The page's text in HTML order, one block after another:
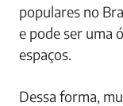
populares no
e pode ser uma
espaços.
Dessa forma,